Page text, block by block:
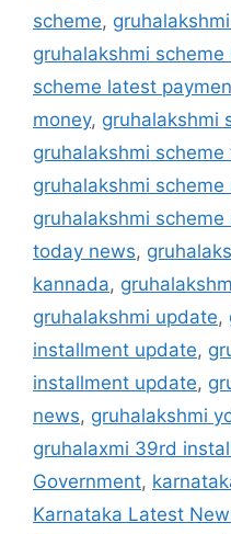
scheme,
gruhalakshmi scheme
scheme latest
money, gruhalakshmi
gruhalakshmi
gruhalakshmi
gruhalakshmi scheme
today news,
kannada,
gruhalakshmi update,
installment update,
installment update,
news, gruhalakshmi
gruhalaxmi 39rd
Government,
Karnataka Latest